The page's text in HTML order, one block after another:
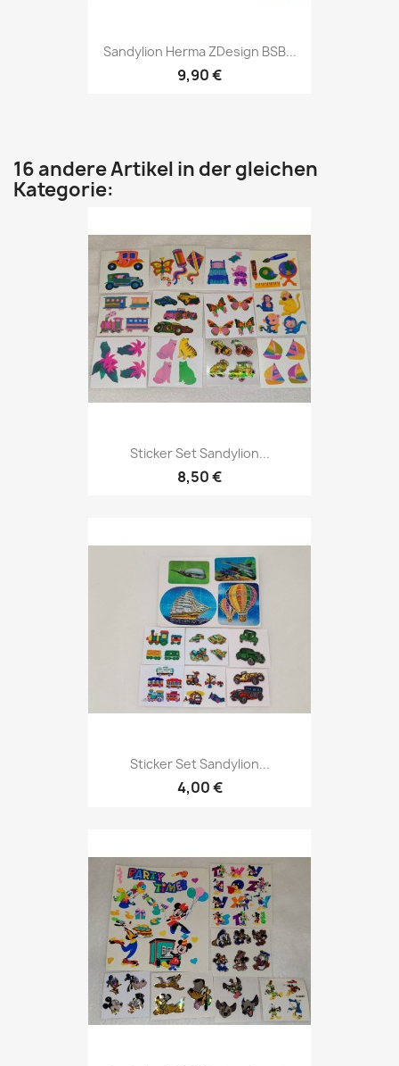
Sandylion Herma ZDesign BSB...
9,90 €
16 andere Artikel in der gleichen
Kategorie:
Sticker Set Sandylion...
8,50 €
Sticker Set Sandylion...
4,00 €